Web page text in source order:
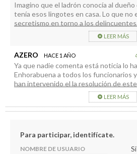
Imagino que el ladrón conocía al
tenía esos lingotes en casa. Lo que no
secretismo en torno a los
menos dijo que era un tío de él paso, la
robado en los llanos fue la de la
LEER MÁS
AZERO HACE 1 AÑO
Ya que nadie comenta está noticia lo
Enhorabuena a todos los funcionarios
han intervenido el la resolución de
Entre tanta estupidez política que
agradece que algunos estamentos
LEER MÁS
Para participar, identifícate.
NOMBRE DE USUARIO